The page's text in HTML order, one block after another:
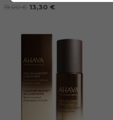
19,00€ 13,30 €